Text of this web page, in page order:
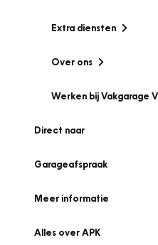
Extra diensten
Over ons
Werken bij Vakgarage
Direct naar
Garageafspraak
Meer informatie
Alles over APK